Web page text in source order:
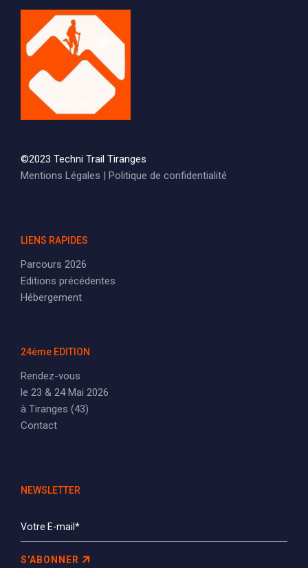
©2023 Techni Trail Tiranges
Mentions Légales | Politique de confidentialité
LIENS RAPIDES
Parcours 2026
Editions précédentes
Hébergement
24ème EDITION
Rendez-vous
le 23 & 24 Mai 2026
à Tiranges (43)
Contact
NEWSLETTER
S'ABONNER